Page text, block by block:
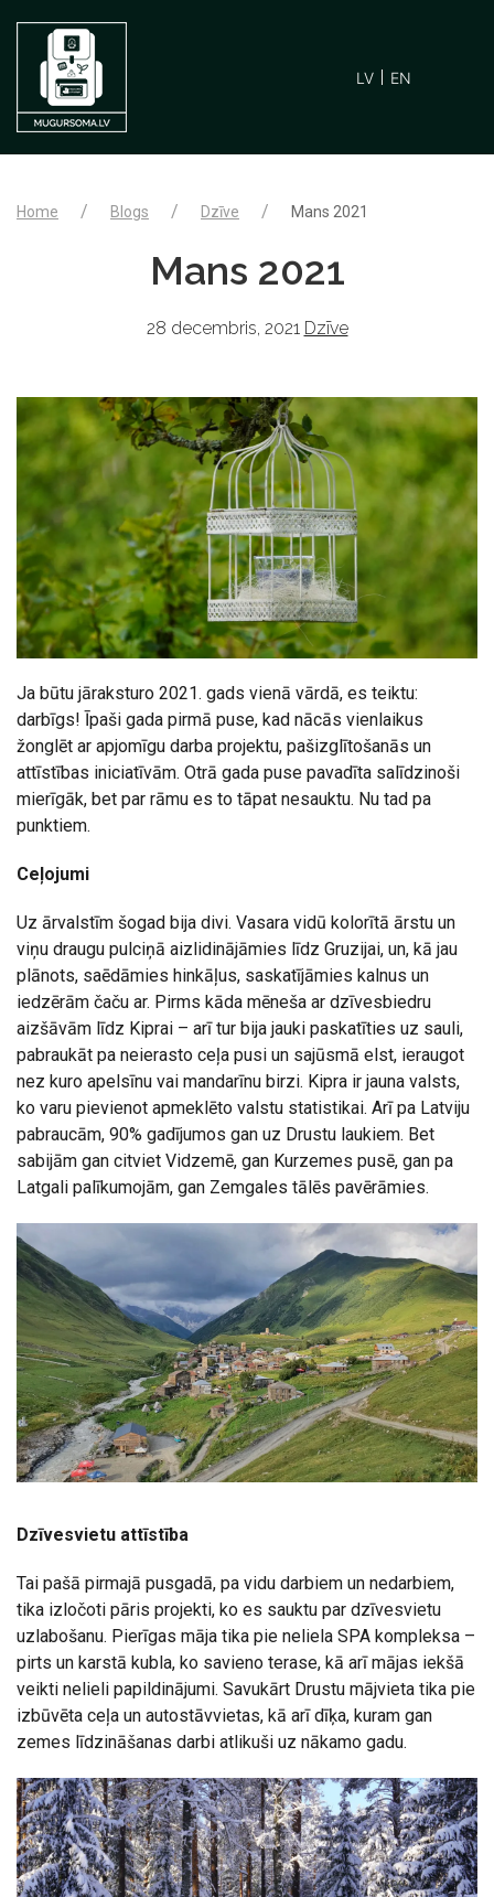
LV EN
Home Blogs Dzīve Mans 2021
Mans 2021
28 decembris, 2021 Dzīve
Ja būtu jāraksturo 2021. gads vienā vārdā, es teiktu:
darbīgs! Īpaši gada pirmā puse, kad nācās vienlaikus
žonglēt ar apjomīgu darba projektu, pašizglītošanās un
attīstības iniciatīvām. Otrā gada puse pavadīta salīdzinoši
mierīgāk, bet par rāmu es to tāpat nesauktu. Nu tad pa
punktiem.
Ceļojumi
Uz ārvalstīm šogad bija divi. Vasara vidū kolorītā ārstu un
viņu draugu pulciņā aizlidinājāmies līdz Gruzijai, un, kā jau
plānots, saēdāmies hinkāļus, saskatījāmies kalnus un
iedzērām čaču ar. Pirms kāda mēneša ar dzīvesbiedru
aizšāvām līdz Kiprai – arī tur bija jauki paskatīties uz sauli,
pabraukāt pa neierasto ceļa pusi un sajūsmā elst, ieraugot
nez kuro apelsīnu vai mandarīnu birzi. Kipra ir jauna valsts,
ko varu pievienot apmeklēto valstu statistikai. Arī pa Latviju
pabraucām, 90% gadījumos gan uz Drustu laukiem. Bet
sabijām gan citviet Vidzemē, gan Kurzemes pusē, gan pa
Latgali palīkumojām, gan Zemgales tālēs pavērāmies.
Dzīvesvietu attīstība
Tai pašā pirmajā pusgadā, pa vidu darbiem un nedarbiem,
tika izločoti pāris projekti, ko es sauktu par dzīvesvietu
uzlabošanu. Pierīgas māja tika pie neliela SPA kompleksa –
pirts un karstā kubla, ko savieno terase, kā arī mājas iekšā
veikti nelieli papildinājumi. Savukārt Drustu mājvieta tika pie
izbūvēta ceļa un autostāvvietas, kā arī dīķa, kuram gan
zemes līdzināšanas darbi atlikuši uz nākamo gadu.